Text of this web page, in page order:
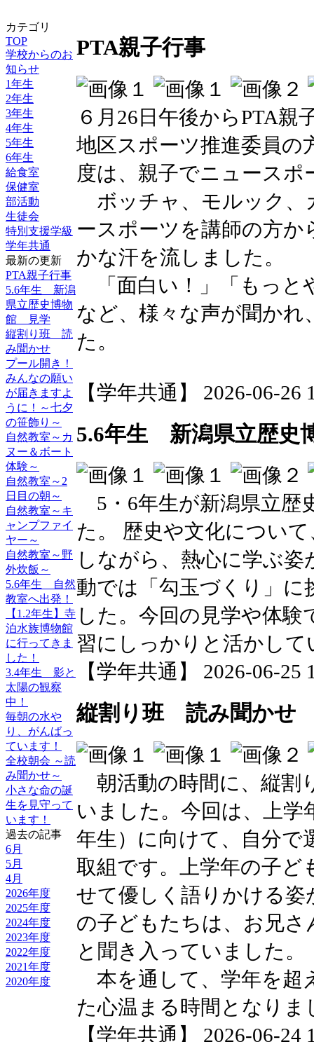
カテゴリ
TOP
学校からのお
知らせ
1年生
2年生
3年生
4年生
5年生
6年生
給食室
保健室
部活動
生徒会
特別支援学級
学年共通
最新の更新
PTA親子行事
5.6年生 新潟
県立歴史博物
館 見学
縦割り班 読
み聞かせ
プール開き！
みんなの願い
が届きますよ
うに！～七夕
の笹飾り～
自然教室～カ
ヌー＆ボート
体験～
自然教室～2
日目の朝～
自然教室～キ
ャンプファイ
ヤー～
自然教室～野
外炊飯～
5.6年生 自然
教室へ出発！
【1.2年生】寺
泊水族博物館
に行ってきま
した！
3.4年生 影と
太陽の観察
中！
毎朝の水や
り、がんばっ
ています！
全校朝会 ～読
み聞かせ～
小さな命の誕
生を見守って
います！
過去の記事
6月
5月
4月
2026年度
2025年度
2024年度
2023年度
2022年度
2021年度
2020年度
PTA親子行事
６月26日午後からPTA親
地区スポーツ推進委員の
度は、親子でニュース
ボッチャ、モルック、
ースポーツを講師の方
かな汗を流しました。
「面白い！」「もっと
など、様々な声が聞か
た。
【学年共通】 2026-06-26
5.6年生 新潟県立歴史
5・6年生が新潟県立歴
た。 歴史や文化につい
しながら、熱心に学ぶ
動では「勾玉づくり」に
した。今回の見学や体
習にしっかりと活かし
【学年共通】 2026-06-25
縦割り班 読み聞かせ
朝活動の時間に、縦割
いました。今回は、上学
年生）に向けて、自分で
取組です。上学年の子ど
せて優しく語りかける
の子どもたちは、お兄
と聞き入っていました。
本を通して、学年を超
た心温まる時間となりま
【学年共通】 2026-06-24